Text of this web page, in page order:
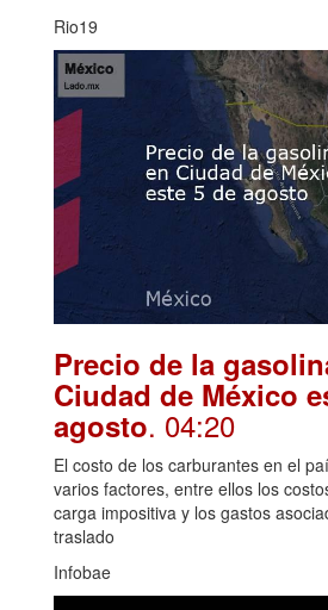
Rio19
Precio de la
Ciudad de México
agosto. 04:20
El costo de los carburantes en el
varios factores, entre ellos los
carga impositiva y los gastos
traslado
Infobae